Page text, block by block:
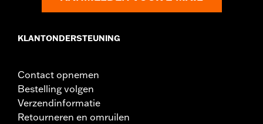
KLANTONDERSTEUNING
Contact opnemen
Bestelling volgen
Verzendinformatie
Retourneren en omruilen